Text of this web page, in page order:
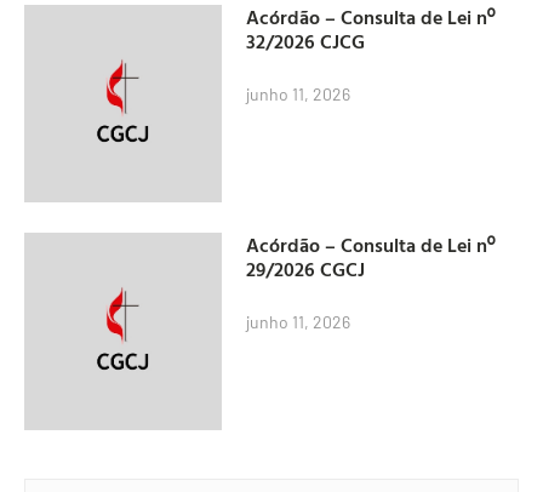
Acórdão – Consulta de Lei nº
32/2026 CJCG
junho 11, 2026
Acórdão – Consulta de Lei nº
29/2026 CGCJ
junho 11, 2026